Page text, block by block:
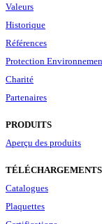
Valeurs
Historique
Références
Protection
Charité
Partenaires
PRODUITS
Aperçu des produits
TÉLÉCHARGEMENTS
Catalogues
Plaquettes